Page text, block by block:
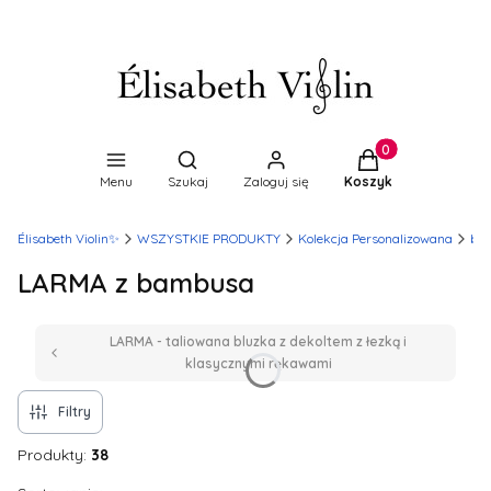
Menu
Otwórz wyszukiwarkę
Szukaj Zaloguj się
Produkty w
Koszyk
Élisabeth Violin✨ WSZYSTKIE PRODUKTY Kolekcja Personalizowana
LARMA z bambusa
LARMA - taliowana bluzka z dekoltem z łezką i
klasycznymi rękawami
Filtry
Produkty: 38